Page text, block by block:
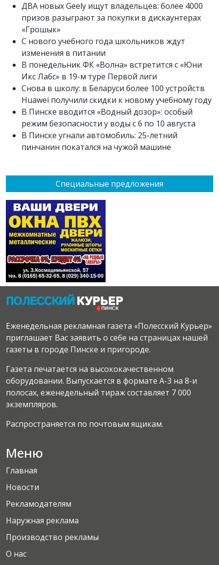
Специальные предложения
ДВА новых Geely ищут владельцев: более 4000
призов разыграют за покупки в дискаунтерах
«Грошык»
С нового учебного года школьников ждут
изменения в питании
В понедельник ФК «Волна» встретится с «Юни
Икс Лабс» в 19-м туре Первой лиги
Снова в школу: в Беларуси более 100 устройств
Huawei получили скидки к новому учебному году
В Пинске вводится «Водный дозор»: особый
режим безопасности у воды с 6 по 10 августа
В Пинске угнали автомобиль: 25-летний
пинчанин покатался на чужой машине
Еженедельная рекламная газета «Полесский Курьер»
приглашает Вас заявить о себе на страницах нашей
газеты в городе Пинске и пригороде.
Газета печатается на высококачественном
оборудовании. Выпускается в формате А-3 на 8-и
полосах, еженедельный тираж составляет 7 000
экземпляров.
Распространяется по почтовым ящикам.
Меню
Главная
Новости
Рекламодателям
Наружная реклама
Производство рекламы
О нас